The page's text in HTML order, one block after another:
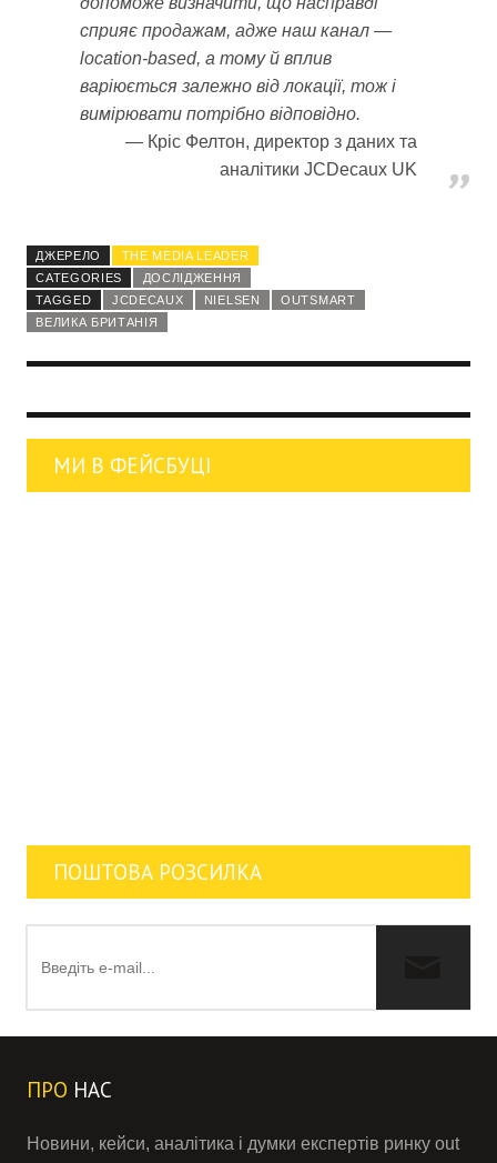
сприяє продажам, адже наш канал —
location-based, а тому й вплив
варіюється залежно від локації, тож і
вимірювати потрібно відповідно.
Кріс Фелтон, директор з даних та
аналітики JCDecaux UK
ДЖЕРЕЛО
THE MEDIA LEADER
CATEGORIES
ДОСЛІДЖЕННЯ
TAGGED
JCDECAUX NIELSEN
OUTSMART
ВЕЛИКА БРИТАНІЯ
МИ В ФЕЙСБУЦІ
ПОШТОВА РОЗСИЛКА
ПРО НАС
Новини, кейси, аналітика і думки експертів ринку out